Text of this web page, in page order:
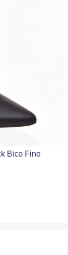
Bico Fino